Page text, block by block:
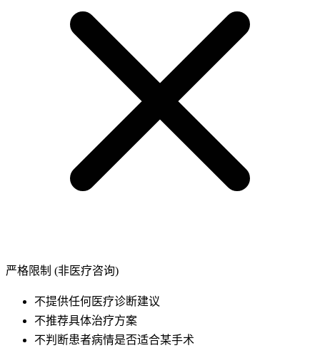
严格限制 (非医疗咨询)
不提供任何医疗诊断建议
不推荐具体治疗方案
不判断患者病情是否适合某手术